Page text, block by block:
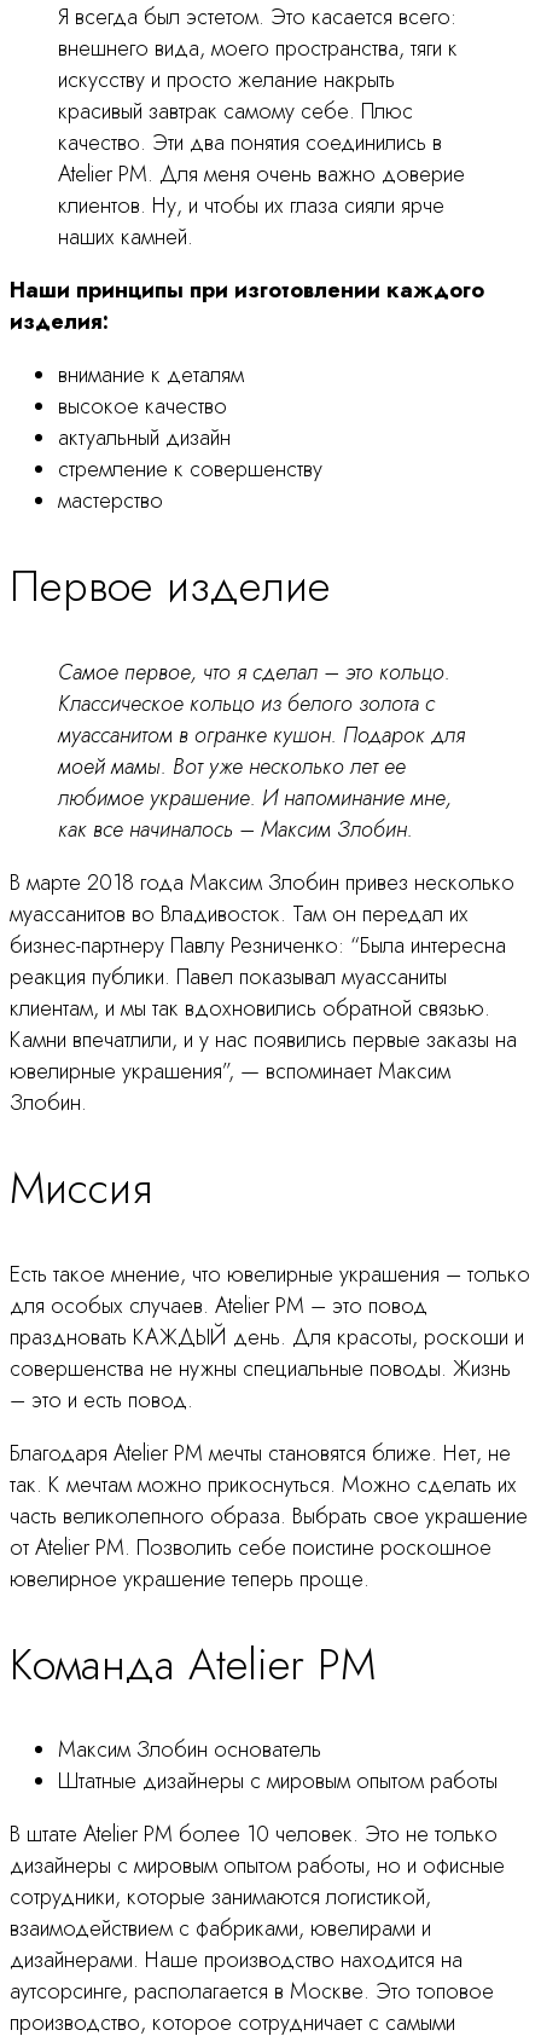
Я всегда был эстетом. Это касается всего:
внешнего вида, моего пространства, тяги к
искусству и просто желание накрыть
красивый завтрак самому себе. Плюс
качество. Эти два понятия соединились в
Atelier PM. Для меня очень важно доверие
клиентов. Ну, и чтобы их глаза сияли ярче
наших камней.
Наши принципы при изготовлении каждого
изделия:
внимание к деталям
высокое качество
актуальный дизайн
стремление к совершенству
мастерство
Первое изделие
Самое первое, что я сделал – это кольцо.
Классическое кольцо из белого золота с
муассанитом в огранке кушон. Подарок для
моей мамы. Вот уже несколько лет ее
любимое украшение. И напоминание мне,
как все начиналось – Максим Злобин.
В марте 2018 года Максим Злобин привез несколько
муассанитов во Владивосток. Там он передал их
бизнес-партнеру Павлу Резниченко: “Была интересна
реакция публики. Павел показывал муассаниты
клиентам, и мы так вдохновились обратной связью.
Камни впечатлили, и у нас появились первые заказы на
ювелирные украшения”, — вспоминает Максим
Злобин.
Миссия
Есть такое мнение, что ювелирные украшения – только
для особых случаев. Atelier PM – это повод
праздновать КАЖДЫЙ день. Для красоты, роскоши и
совершенства не нужны специальные поводы. Жизнь
– это и есть повод.
Благодаря Atelier PM мечты становятся ближе. Нет, не
так. К мечтам можно прикоснуться. Можно сделать их
часть великолепного образа. Выбрать свое украшение
от Atelier PM. Позволить себе поистине роскошное
ювелирное украшение теперь проще.
Команда Atelier PM
Максим Злобин основатель
Штатные дизайнеры с мировым опытом работы
В штате Atelier PM более 10 человек. Это не только
дизайнеры с мировым опытом работы, но и офисные
сотрудники, которые занимаются логистикой,
взаимодействием с фабриками, ювелирами и
дизайнерами. Наше производство находится на
аутсорсинге, располагается в Москве. Это топовое
производство, которое сотрудничает с самыми